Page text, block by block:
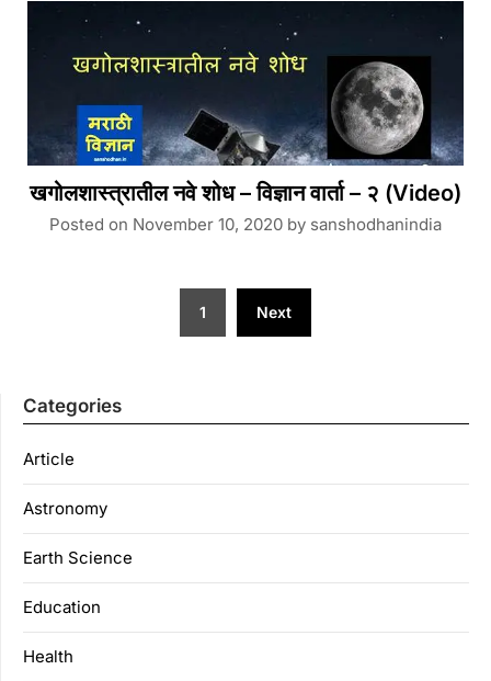
खगोलशास्त्रातील नवे शोध – विज्ञान वार्ता – २ (Video)
Posted on November 10, 2020 by sanshodhanindia
1 Next
Categories
Article
Astronomy
Earth Science
Education
Health